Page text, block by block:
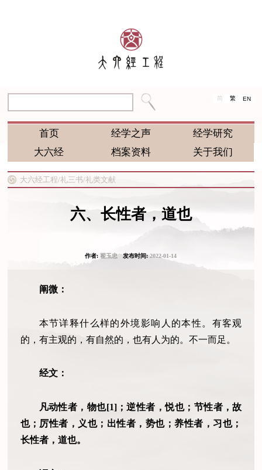
简 繁 EN
首页 经学之声
经学研究
大六经
档案资料 关于我们
大六经工程/礼三书/礼类文献
六、长性者，道也
作者:翟玉忠发布时间:2022-01-14
阐微：
本节详释什么样的外境影响人的本性。有客观
的，有主观的，有自然的，也有人为的。不一而足。
经文：
凡动性者，物也[1]；逆性者，悦也；节性者，故
也；厉性者，义也；出性者，势也；养性者，习也；
长性者，道也。